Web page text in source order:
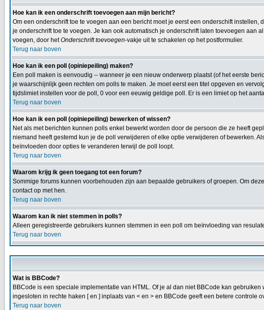
Hoe kan ik een onderschrift toevoegen aan mijn bericht?
Om een onderschrift toe te voegen aan een bericht moet je eerst een onderschift
je onderschrift toe te voegen. Je kan ook automatisch je onderschrift laten toevoegen aan
voegen, door hetOnderschrift toevoegen-vakje uit te schakelen op het postformulier.
Terug naar boven
Hoe kan ik een poll (opiniepeiling) maken?
Een poll maken is eenvoudig -- wanneer je een nieuw onderwerp plaatst (of het eerste
je waarschijnlijk geen rechten om polls te maken. Je moet eerst een titel opgeven en
tijdslimiet instellen voor de poll, 0 voor een eeuwig geldige poll. Er is een limiet op het
Terug naar boven
Hoe kan ik een poll (opiniepeiling) bewerken of wissen?
Net als met berichten kunnen polls enkel bewerkt worden door de persoon die ze heeft
niemand heeft gestemd kun je de poll verwijderen of elke optie verwijderen of bewerken.
beïnvloeden door opties te veranderen terwijl de poll loopt.
Terug naar boven
Waarom krijg ik geen toegang tot een forum?
Sommige forums kunnen voorbehouden zijn aan bepaalde gebruikers of groepen. Om
contact op met hen.
Terug naar boven
Waarom kan ik niet stemmen in polls?
Alleen geregistreerde gebruikers kunnen stemmen in een poll om beïnvloeding van
Terug naar boven
Wat is BBCode?
BBCode is een speciale implementatie van HTML. Of je al dan niet BBCode kan
ingesloten in rechte haken [ en ] inplaats van < en > en BBCode geeft een betere
Terug naar boven